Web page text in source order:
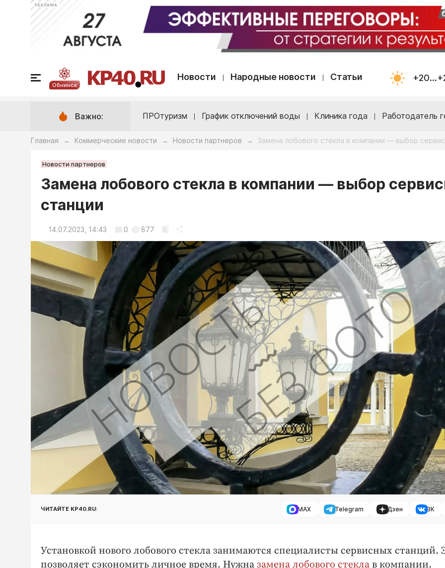
РЕКЛАМА
Обнинск
Новости Народные новости Статьи
Важно: ПРОтуризм График отключений воды Клиника года Работодатель
Главная → Коммерческие новости → Новости партнеров → Замена лобового стекла в компании — выбор
Новости партнеров
Замена лобового стекла в компании — выбор
станции
14.07.2023, 14:43 0 877
ЧИТАЙТЕ KP40.RU: MAX Telegram Дзен ВК
Установкой нового лобового стекла занимаются специалисты сервисных станций.
позволяет сэкономить личное время. Нужна замена лобового стекла в компании.